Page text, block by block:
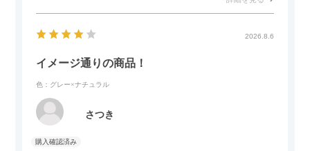
2026.8.6
イメージ通りの商品！
色：グレー×ナチュラル
さつき